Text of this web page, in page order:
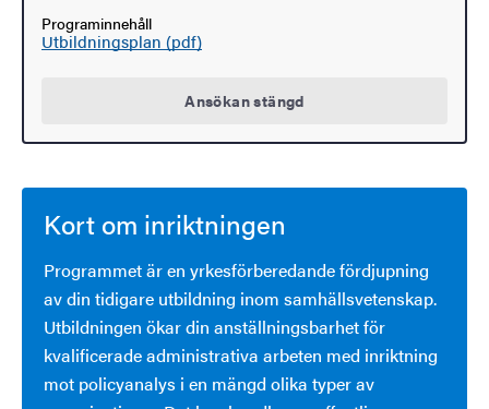
Programinnehåll
Utbildningsplan (pdf)
Ansökan stängd
Kort om inriktningen
Programmet är en yrkesförberedande fördjupning
av din tidigare utbildning inom samhällsvetenskap.
Utbildningen ökar din anställningsbarhet för
kvalificerade administrativa arbeten med inriktning
mot policyanalys i en mängd olika typer av